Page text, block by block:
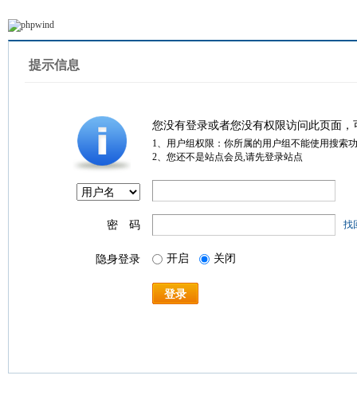
提示信息
您没有登录或者您没有权限访问此页面
1、用户组权限：你所属的用户组不能使用搜索
2、您还不是站点会员,请先登录站点
密 码 找
隐身登录 开启 关闭
登录